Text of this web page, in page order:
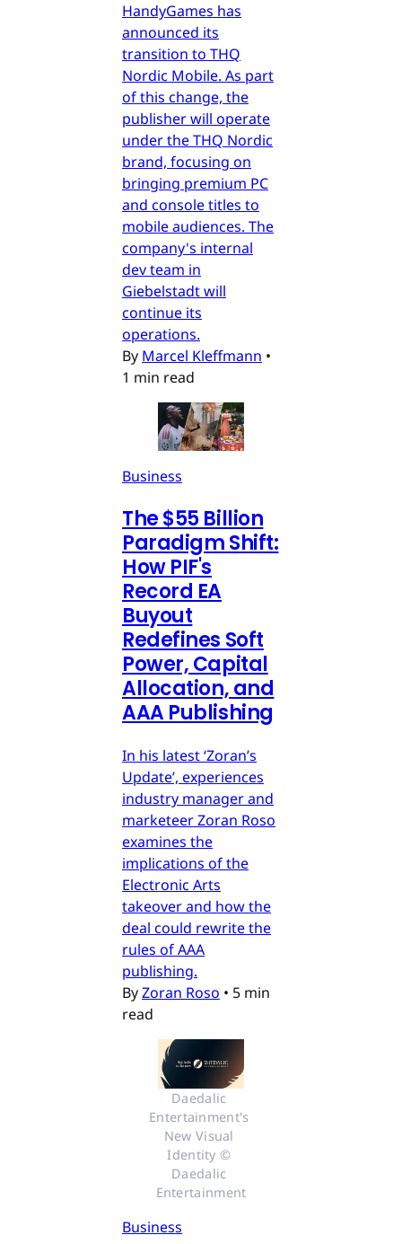
HandyGames has
announced its
transition to THQ
Nordic Mobile. As part
of this change, the
publisher will operate
under the THQ Nordic
brand, focusing on
bringing premium PC
and console titles to
mobile audiences. The
company's internal
dev team in
Giebelstadt will
continue its
operations.
By Marcel Kleffmann •
1 min read
Business
The $55 Billion
Paradigm Shift:
How PIF's
Record EA
Buyout
Redefines Soft
Power, Capital
Allocation, and
AAA Publishing
In his latest ‘Zoran’s
Update’, experiences
industry manager and
marketeer Zoran Roso
examines the
implications of the
Electronic Arts
takeover and how the
deal could rewrite the
rules of AAA
publishing.
ByZoran Roso • 5 min
read
Daedalic
Entertainment's
New Visual
Identity ©
Daedalic
Entertainment
Business